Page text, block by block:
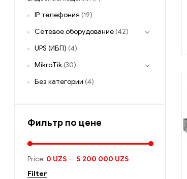
IP телефония (19)
Сетевое оборудование (42)
UPS (ИБП) (4)
MikroTik (30)
Без категории (4)
Фильтр по цене
Filter
Price: 0 UZS — 5 200 000 UZS